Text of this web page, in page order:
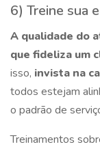
6) Treine sua
A qualidade do
que fideliza um
isso, invista na
todos estejam
o padrão de
Treinamentos